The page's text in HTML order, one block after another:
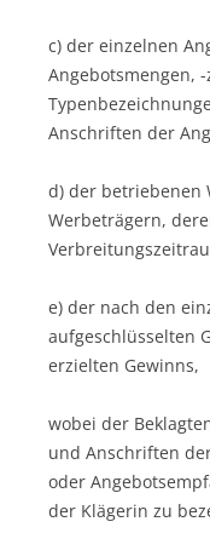
c) der einzelnen
Angebotsmengen,
Anschriften der
d) der betriebenen
Werbeträgern,
e) der nach den
aufgeschlüsselten
erzielten Gewinns,
wobei der
und Anschriften
oder
der Klägerin zu